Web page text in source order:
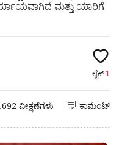
ಮತ್ತು ಯಾರಿಗೆ
ಲೈಕ್ 1
ಕಾಮೆಂಟ್
ವೀಕ್ಷಣೆಗಳು